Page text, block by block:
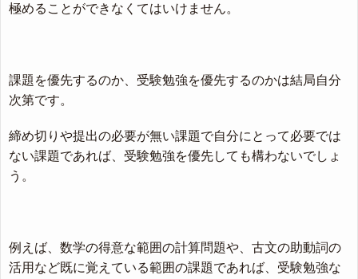
極めることができなくてはいけません。
課題を優先するのか、受験勉強を優先するのかは結局自分
次第です。
締め切りや提出の必要が無い課題で自分にとって必要では
ない課題であれば、受験勉強を優先しても構わないでしょ
う。
例えば、数学の得意な範囲の計算問題や、古文の助動詞の
活用など既に覚えている範囲の課題であれば、受験勉強な